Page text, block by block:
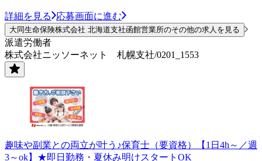
詳細を見る 応募画面に進む
大同生命保険株式会社 北海道支社函館営業所のその他の求人を見る
派遣労働者
株式会社ニッソーネット 札幌支社/0201_1553
趣味や副業との両立が叶う♪保育士（要資格）【1日4h～／週
3～ok】★即日勤務・夏休み明けスタートOK